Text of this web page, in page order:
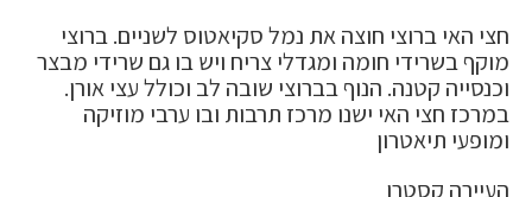
חצי האי ברוצי חוצה את נמל סקיאטוס לשניים. ברוצי
מוקף בשרידי חומה ומגדלי צריח ויש בו גם שרידי מבצר
וכנסייה קטנה. הנוף בברוצי שובה לב וכולל עצי אורן.
במרכז חצי האי ישנו מרכז תרבות ובו ערבי מוזיקה
ומופעי תיאטרון
העיירה קסטרו